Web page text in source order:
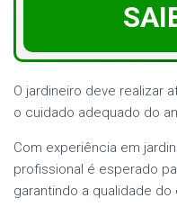
O jardineiro deve realizar
o cuidado adequado do
Com experiência em
profissional é esperado
garantindo a qualidade do